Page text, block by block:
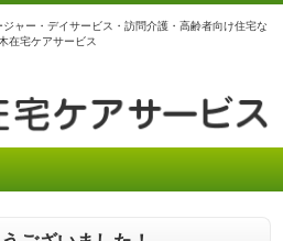
ャー・デイサービス・訪問介護・高齢者向け住宅な
在宅ケアサービス